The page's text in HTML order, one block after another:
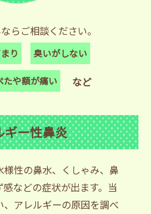
らご相談ください。
り 臭いがしない
たや額が痛い など
ギー性鼻炎
性の鼻水、くしゃみ、鼻
などの症状が出ます。当
アレルギーの原因を調べ